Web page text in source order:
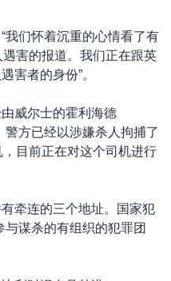
我们怀着沉重的心情看了有
害的报道。我们正在跟英
害者的身份”。
威尔士的霍利海德
警方已经以涉嫌杀人拘捕了
目前正在对这个司机进行
牵连的三个地址。国家犯
与谋杀的有组织的犯罪团